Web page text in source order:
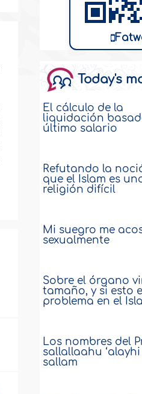
Today's
El cálculo de la
liquidación
último salario
Refutando la
que el Islam es
religión difícil
Mi suegro me
sexualmente
Sobre el órgano
tamaño, y si esto
problema en el
Los nombres del
sallallaahu ‘alayhi
sallam